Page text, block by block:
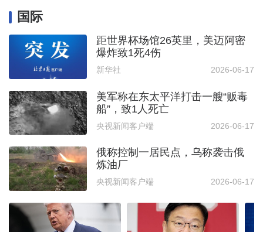
国际
距世界杯场馆26英里，美迈阿密
爆炸致1死4伤
新华社 2026-06-17
美军称在东太平洋打击一艘“贩毒
船”，致1人死亡
央视新闻客户端 2026-06-17
俄称控制一居民点，乌称袭击俄
炼油厂
央视新闻客户端 2026-06-17